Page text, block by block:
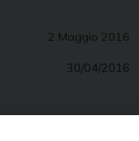
2 Maggio 2016
30/04/2016